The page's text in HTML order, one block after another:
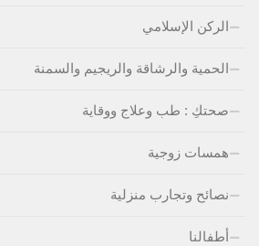
الركن الإسلامي
الحمية والرشاقة والريجيم والسمنة
صحتكِ : طب وعلاج ووقاية
همسات زوجية
نصائح وتجارب منزلية
أطفالنا